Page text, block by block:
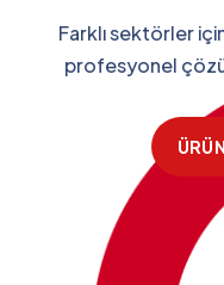
Farklı sektörler
profesyonel